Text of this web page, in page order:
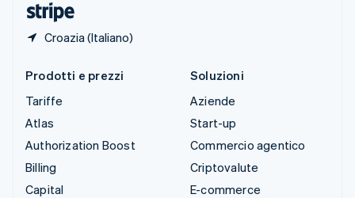
Croazia (Italiano)
Prodotti e prezzi
Tariffe
Atlas
Authorization Boost
Billing
Capital
Soluzioni
Aziende
Start-up
Commercio agentico
Criptovalute
E-commerce